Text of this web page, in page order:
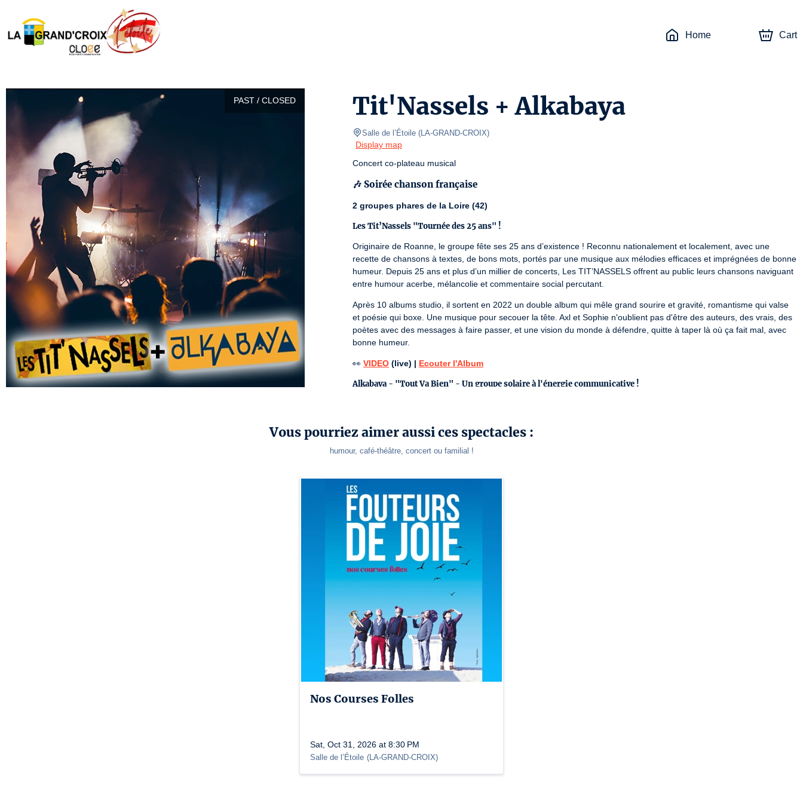
Home Cart
PAST / CLOSED Tit'Nassels + Alkabaya
Salle de l’Étoile (LA-GRAND-CROIX)
Display map
Concert co-plateau musical
🎶 Soirée chanson française
2 groupes phares de la Loire (42)
Les Tit’Nassels "Tournée des 25 ans" !
Originaire de Roanne, le groupe fête ses 25 ans d’existence ! Reconnu nationalement et localement, avec une
recette de chansons à textes, de bons mots, portés par une musique aux mélodies efficaces et imprégnées de bonne
humeur. Depuis 25 ans et plus d’un millier de concerts, Les TIT’NASSELS offrent au public leurs chansons naviguant
entre humour acerbe, mélancolie et commentaire social percutant.
Après 10 albums studio, il sortent en 2022 un double album qui mêle grand sourire et gravité, romantisme qui valse
et poésie qui boxe. Une musique pour secouer la tête. Axl et Sophie n'oublient pas d'être des auteurs, des vrais, des
poètes avec des messages à faire passer, et une vision du monde à défendre, quitte à taper là où ça fait mal, avec
bonne humeur.
👀 VIDEO (live) | Ecouter l'Album
Alkabaya- "Tout Va Bien" - Un groupe solaire à l'énergie communicative !
mélodies imparables, les textes à la fois intimes et engagés nous parlent. Il y a du Gaël Faye dans l'écriture, du Ben
Mazué dans le flow, du Lavilliers dans le timbre... Pointant en toute lucidité les absurdités du monde, les quatre
garçons nous invitent à dénicher un peu de poésie dans le chaos, à relever la tête et à lâcher prise, face aux vents
l’ensemble d’une musicalité lumineuse. Au fil des années, chaque album fait mouche, et témoigne d’une cohésion qui
ne cesse d’enrichir le projet musical et humain. ALKABAYA est un groupe taillé pour la scène, véritable invitation à la
fête !
Avec + de 450 concerts, il déploie ses ailes, avec ce même sens du partage, et sillonne sans relâche les routes de
France et au-delà. De salles en festivals, chaque concert est une bouffée d’air, une généreuse incitation à penser et
à danser.
Les Stéphanois préparent la sortie d’un nouvel album pour le mois de mars 2025.
👀 VIDEO | VIDEO (clip)
📍 + infos sur Alkabaya
© photo Florine Tournier
License number: 2-2024-000184 / 3 -2024-000183
Vous pourriez aimer aussi ces spectacles :
humour, café-théâtre, concert ou familial !
Nos Courses Folles
Sat, Oct 31, 2026 at 8:30 PM
Salle de l’Étoile (LA-GRAND-CROIX)